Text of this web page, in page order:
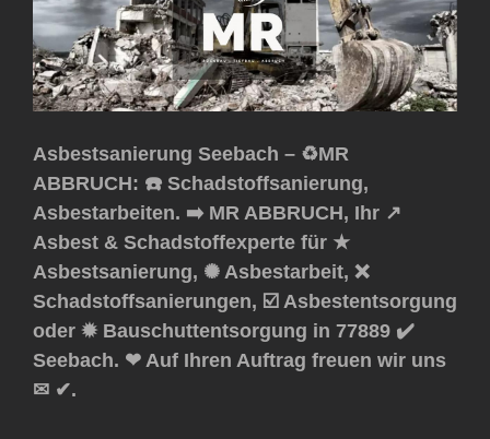
Asbestsanierung Seebach – ♻️MR
ABBRUCH: ☎️ Schadstoffsanierung,
Asbestarbeiten. ➡️ MR ABBRUCH, Ihr ↗️
Asbest & Schadstoffexperte für ★
Asbestsanierung, ✺ Asbestarbeit, ❌
Schadstoffsanierungen, ☑️ Asbestentsorgung
oder ✹ Bauschuttentsorgung in 77889 ✔️
Seebach. ❤ Auf Ihren Auftrag freuen wir uns
✉ ✔.